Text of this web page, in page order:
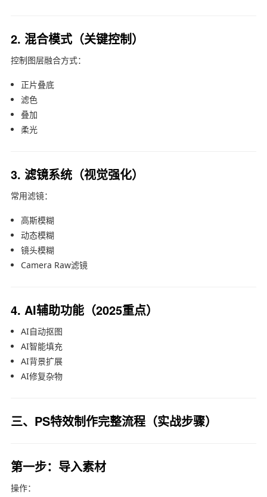
2. 混合模式（关键控制）
控制图层融合方式：
正片叠底
滤色
叠加
柔光
3. 滤镜系统（视觉强化）
常用滤镜：
高斯模糊
动态模糊
镜头模糊
Camera Raw滤镜
4. AI辅助功能（2025重点）
AI自动抠图
AI智能填充
AI背景扩展
AI修复杂物
三、PS特效制作完整流程（实战步骤）
第一步：导入素材
操作：